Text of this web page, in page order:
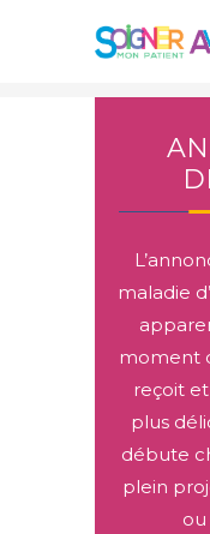
maladie
moment
reçoit
plus
débute
plein